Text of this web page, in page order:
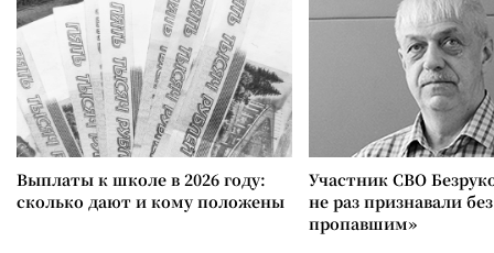
Выплаты к школе в 2026 году:
сколько дают и кому положены
Участник СВО
не раз признавали
пропавшим»